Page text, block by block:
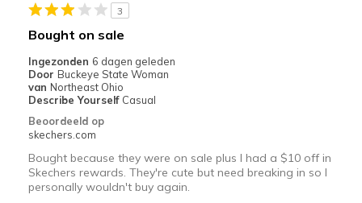
<a
de
page
met
de
van
page_id
bezoeken.
3
Bought on sale
Ingezonden 6 dagen geleden
Door Buckeye State Woman
van Northeast Ohio
Describe Yourself Casual
Beoordeeld op
skechers.com
Bought because they were on sale plus I had a $10 off in
Skechers rewards. They're cute but need breaking in so I
personally wouldn't buy again.